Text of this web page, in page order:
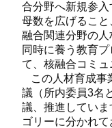
合分野へ新規参
母数を広げるこ
融合関連分野の
同時に養う教育
て、核融合コミュ
この人材育成事
議（所内委員3名
議、推進してい
ゴリーに分かれ